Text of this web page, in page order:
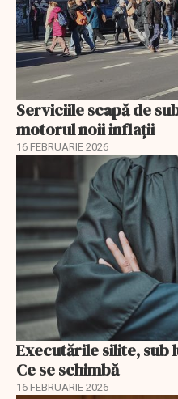
Serviciile scapă de
motorul noii inflații
16 FEBRUARIE 2026
Executările silite,
Ce se schimbă
16 FEBRUARIE 2026